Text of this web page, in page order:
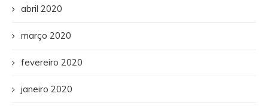
abril 2020
março 2020
fevereiro 2020
janeiro 2020